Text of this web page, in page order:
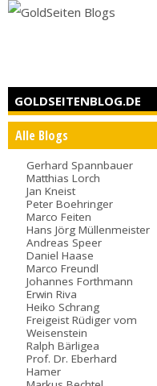
GOLDSEITENBLOG.DE
Alle Blogs
Gerhard Spannbauer
Matthias Lorch
Jan Kneist
Peter Boehringer
Marco Feiten
Hans Jörg Müllenmeister
Andreas Speer
Daniel Haase
Marco Freundl
Johannes Forthmann
Erwin Riva
Heiko Schrang
Freigeist Rüdiger vom
Weisenstein
Ralph Bärligea
Prof. Dr. Eberhard
Hamer